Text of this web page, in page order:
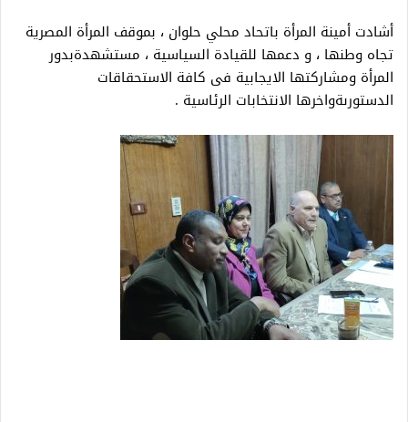
أشادت أمينة المرأة باتحاد محلي حلوان ، بموقف المرأة المصرية
تجاه وطنها ، و دعمها للقيادة السياسية ، مستشهدةبدور
المرأة ومشاركتها الايجابية فى كافة الاستحقاقات
الدستورىةواخرها الانتخابات الرئاسية .